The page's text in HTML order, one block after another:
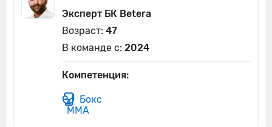
Эксперт БК Betera
Возраст: 47
В команде с: 2024
Компетенция:
Бокс
ММА